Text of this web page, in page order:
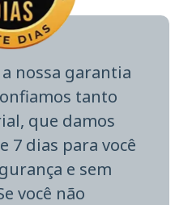
a nossa garantia
tanto
que damos
7 dias para você
e sem
você não